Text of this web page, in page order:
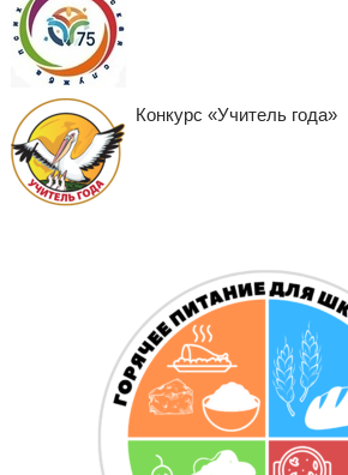
Конкурс «Учитель года»